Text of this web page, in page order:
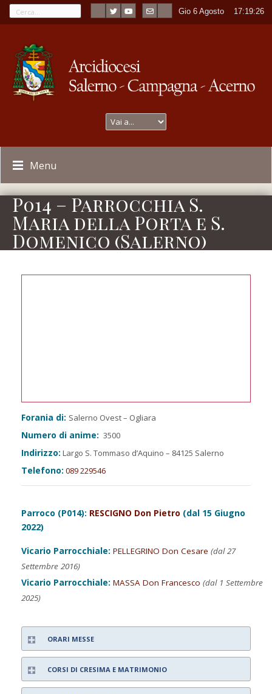
Gio 6 Agosto 17:19:26
Menu
P014 – Parrocchia S.
Maria della Porta e S.
Domenico (Salerno)
Forania di: Salerno Ovest – Ogliara
Numero di anime: 3500
Indirizzo: Largo S. Tommaso d’Aquino – 84125 Salerno
Telefono: 089 229546
Parroco (P014): RESCIGNO Don Pietro (dal 15 Giugno
2022)
Vicario Parrocchiale: PELLEGRINO Don Cesare (dal 27
Settembre 2016)
Vicario Parrocchiale: MASSA Don Francesco (dal 1 Settembre
2025)
ORARI MESSE
CORSI DI CRESIMA E MATRIMONIO